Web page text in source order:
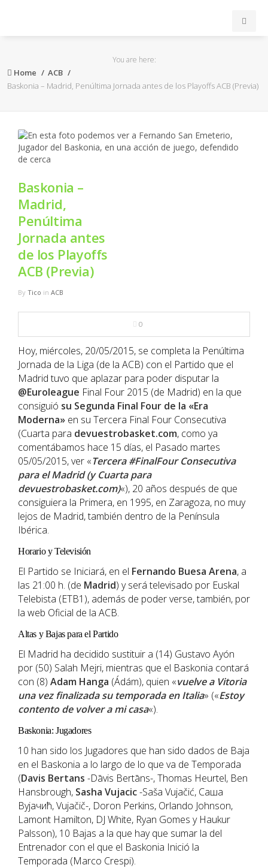
ACB
EuroLeague
FEB
OTROS
FORMACIÓN
NBA
RIO 2016
You are here:
Home
ACB
Baskonia – Madrid, Penúltima Jornada antes de los Playoffs ACB (Previa)
Baskonia –
Madrid,
Penúltima
Jornada antes
de los Playoffs
ACB (Previa)
By Tico in ACB
0
Hoy, miércoles, 20/05/2015, se completa la Penúltima
Jornada de la Liga (de la ACB) con el Partido que el
Madrid tuvo que aplazar para poder disputar la
@Euroleague Final Four 2015 (de Madrid) en la que
consiguió su Segunda Final Four de la «Era
Moderna» en su Tercera Final Four Consecutiva
(Cuarta para devuestrobasket.com, como ya
comentábamos hace 15 días, el Pasado martes
05/05/2015, ver «Tercera #FinalFour Consecutiva
para el Madrid (y Cuarta para
devuestrobasket.com)«), 20 años después de que
consiguiera la Primera, en 1995, en Zaragoza, no muy
lejos de Madrid, también dentro de la Península
Ibérica.
Horario y Televisión
El Partido se Iniciará, en el Fernando Buesa Arena, a
las 21:00 h. (de Madrid) y será televisado por Euskal
Telebista (ETB1), además de poder verse, también, por
la web Oficial de la ACB.
Altas y Bajas para el Partido
El Madrid ha decidido sustituir a (14) Gustavo Ayón
por (50) Salah Mejri, mientras que el Baskonia contará
con (8) Adam Hanga (Ádám), quien «vuelve a Vitoria
una vez finalizada su temporada en Italia» («Estoy
contento de volver a mi casa«).
Baskonia: Jugadores
10 han sido los Jugadores que han sido dados de Baja
en el Baskonia a lo largo de lo que va de Temporada
(Davis Bertans -Dāvis Bertāns-, Thomas Heurtel, Ben
Hansbrough, Sasha Vujacic-Saša Vujačić, Саша
Вујачић, Vujačič-, Doron Perkins, Orlando Johnson,
Lamont Hamilton, DJ White, Ryan Gomes y Haukur
Palsson), 10 Bajas a la que hay que sumar la del
Entrenador con el que el Baskonia Inició la
Temporada (Marco Crespi).